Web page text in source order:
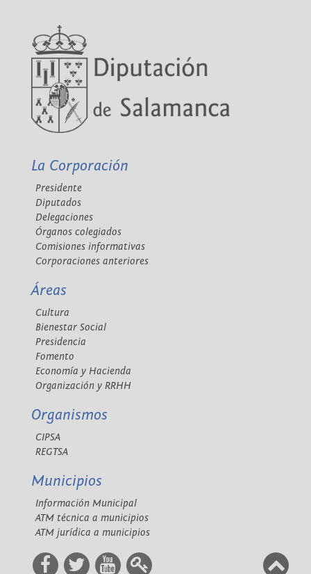
La Corporación
Presidente
Diputados
Delegaciones
Órganos colegiados
Comisiones informativas
Corporaciones anteriores
Áreas
Cultura
Bienestar Social
Presidencia
Fomento
Economía y Hacienda
Organización y RRHH
Organismos
CIPSA
REGTSA
Municipios
Información Municipal
ATM técnica a municipios
ATM jurídica a municipios